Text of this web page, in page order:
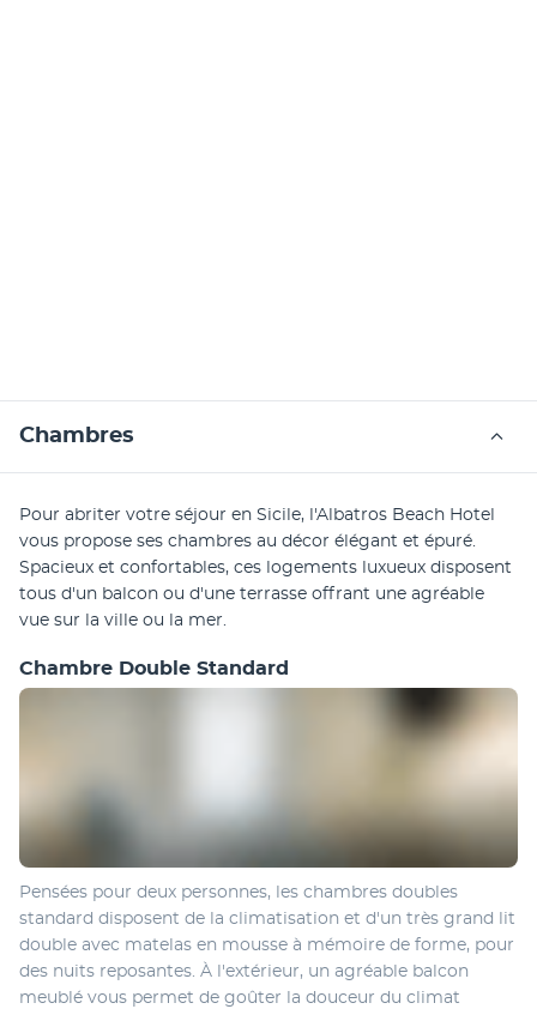
Chambres
Pour abriter votre séjour en Sicile, l'Albatros Beach Hotel
vous propose ses chambres au décor élégant et épuré.
Spacieux et confortables, ces logements luxueux disposent
tous d'un balcon ou d'une terrasse offrant une agréable
vue sur la ville ou la mer.
Chambre Double Standard
Pensées pour deux personnes, les chambres doubles
standard disposent de la climatisation et d'un très grand lit
double avec matelas en mousse à mémoire de forme, pour
des nuits reposantes. À l'extérieur, un agréable balcon
meublé vous permet de goûter la douceur du climat